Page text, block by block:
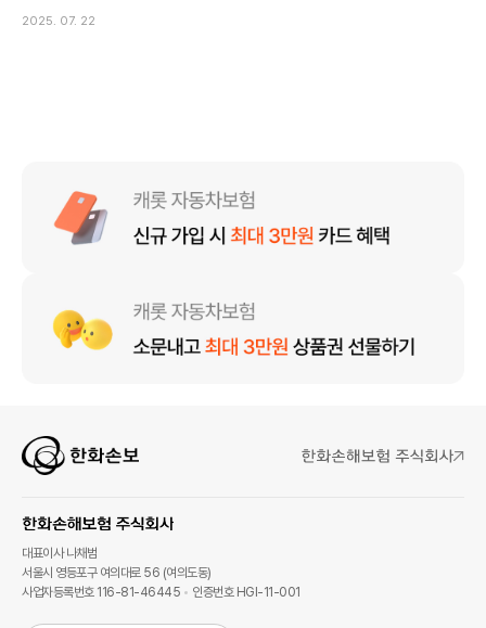
2025. 07. 22
대표이사 나채범
서울시 영등포구 여의대로 56 (여의도동)
사업자등록번호 116-81-46445
인증번호 HGI-11-001